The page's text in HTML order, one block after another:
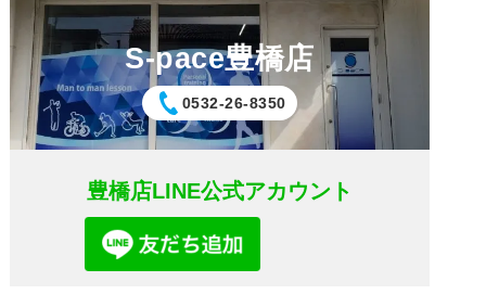
S-pace豊橋店
0532-26-8350
豊橋店LINE公式アカウント